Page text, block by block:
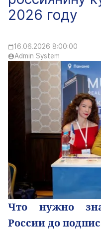
2026 году
16.06.2026 8:00:00
Admin System
Что нужно
России до